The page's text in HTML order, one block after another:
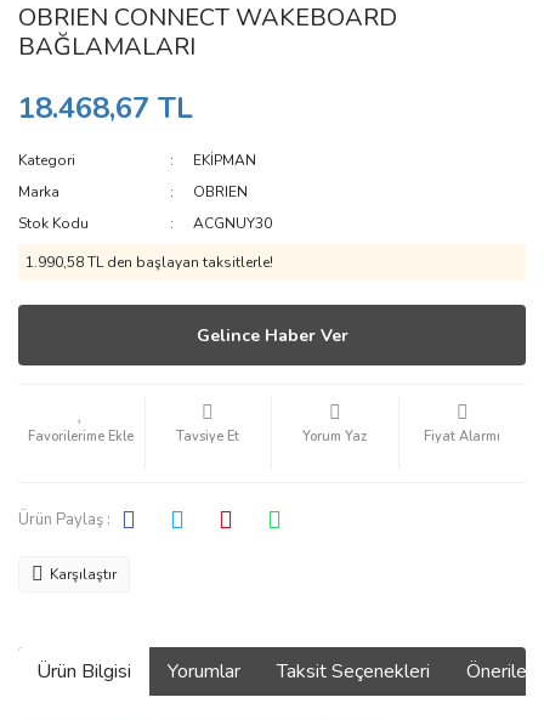
OBRIEN CONNECT WAKEBOARD
BAĞLAMALARI
18.468,67 TL
Kategori
EKİPMAN
Marka
OBRIEN
Stok Kodu
ACGNUY30
1.990,58 TL den başlayan taksitlerle!
Gelince Haber Ver
Tavsiye Et Yorum Yaz Fiyat Alarmı
Ürün Paylaş :
Karşılaştır
Ürün Bilgisi Yorumlar Taksit Seçenekleri